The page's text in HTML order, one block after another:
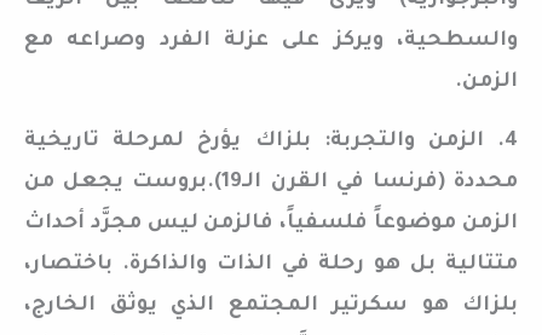
والسطحية، ويركز على عزلة الفرد وصراعه مع
الزمن.
4. الزمن والتجربة: بلزاك يؤرخ لمرحلة تاريخية
محددة (فرنسا في القرن الـ19).بروست يجعل من
الزمن موضوعاً فلسفياً، فالزمن ليس مجرَّد أحداث
متتالية بل هو رحلة في الذات والذاكرة. باختصار،
بلزاك هو سكرتير المجتمع الذي يوثق الخارج،